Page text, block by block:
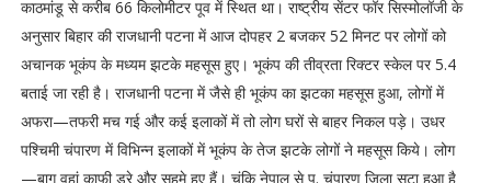
काठमांडू से करीब 66 किलोमीटर पूव में स्थित था। राष्ट्रीय सेंटर फॉर सिस्मोलॉजी के
अनुसार बिहार की राजधानी पटना में आज दोपहर 2 बजकर 52 मिनट पर लोगों को
अचानक भूकंप के मध्यम झटके महसूस हुए। भूकंप की तीव्रता रिक्टर स्केल पर 5.4
बताई जा रही है। राजधानी पटना में जैसे ही भूकंप का झटका महसूस हुआ, लोगों में
अफरा—तफरी मच गई और कई इलाकों में तो लोग घरों से बाहर निकल पड़े। उधर
पश्चिमी चंपारण में विभिन्न इलाकों में भूकंप के तेज झटके लोगों ने महसूस किये। लोग
—बाग वहां काफी डरे और सहमे हुए हैं। चूंकि नेपाल से प. चंपारण जिला सटा हुआ है